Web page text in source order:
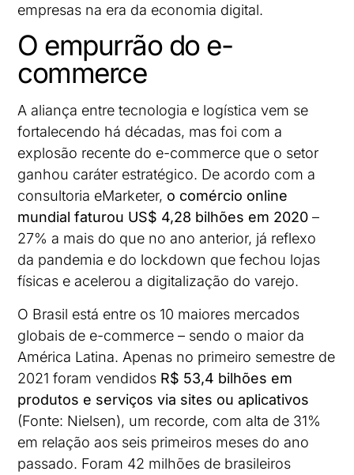
empresas na era da economia digital.
O empurrão do e-
commerce
A aliança entre tecnologia e logística vem se
fortalecendo há décadas, mas foi com a
explosão recente do e-commerce que o setor
ganhou caráter estratégico. De acordo com a
consultoria eMarketer, o comércio online
mundial faturou US$ 4,28 bilhões em 2020 –
27% a mais do que no ano anterior, já reflexo
da pandemia e do lockdown que fechou lojas
físicas e acelerou a digitalização do varejo.
O Brasil está entre os 10 maiores mercados
globais de e-commerce – sendo o maior da
América Latina. Apenas no primeiro semestre de
2021 foram vendidos R$ 53,4 bilhões em
produtos e serviços via sites ou aplicativos
(Fonte: Nielsen), um recorde, com alta de 31%
em relação aos seis primeiros meses do ano
passado. Foram 42 milhões de brasileiros